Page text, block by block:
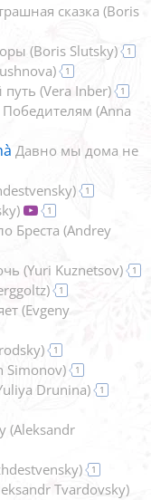
сказка (Boris
(Boris Slutsky) 1
) 1
(Vera Inber) 1
Победителям (Anna
Давно мы дома не
) 1
) 1
Бреста (Andrey
(Yuri Kuznetsov) 1
) 1
(Evgeny
) 1
Simonov) 1
Drunina) 1
(Aleksandr
) 1
Tvardovsky)